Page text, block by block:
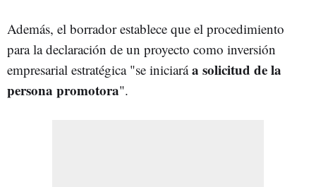
Además, el borrador establece que el procedimiento
para la declaración de un proyecto como inversión
empresarial estratégica "se iniciaráa solicitud de la
persona promotora".